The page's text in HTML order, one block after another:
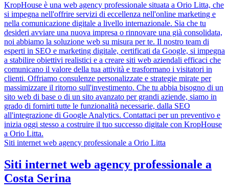
KropHouse è una web agency professionale situata a Orio Litta, che
si impegna nell'offrire servizi di eccellenza nell'online marketing e
nella comunicazione digitale a livello internazionale. Sia che tu
desideri avviare una nuova impresa o rinnovare una già consolidata,
noi abbiamo la soluzione web su misura per te. Il nostro team di
esperti in SEO e marketing digitale, certificati da Google, si impegna
a stabilire obiettivi realistici e a creare siti web aziendali efficaci che
comunicano il valore della tua attività e trasformano i visitatori in
clienti. Offriamo consulenze personalizzate e strategie mirate per
massimizzare il ritorno sull'investimento. Che tu abbia bisogno di un
sito web di base o di un sito avanzato per grandi aziende, siamo in
grado di fornirti tutte le funzionalità necessarie, dalla SEO
all'integrazione di Google Analytics. Contattaci per un preventivo e
inizia oggi stesso a costruire il tuo successo digitale con KropHouse
a Orio Litta.
Siti internet web agency professionale a Orio Litta
Siti internet web agency professionale a
Costa Serina